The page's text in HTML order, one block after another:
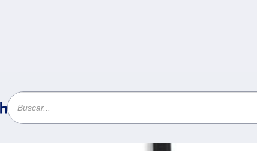
para Componentes